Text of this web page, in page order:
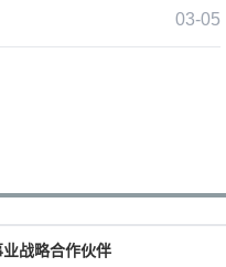
03-05
战略合作伙伴